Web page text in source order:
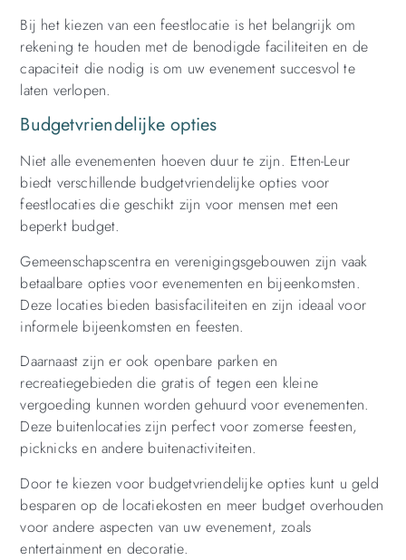
Bij het kiezen van een feestlocatie is het belangrijk om
rekening te houden met de benodigde faciliteiten en de
capaciteit die nodig is om uw evenement succesvol te
laten verlopen.
Budgetvriendelijke opties
Niet alle evenementen hoeven duur te zijn. Etten-Leur
biedt verschillende budgetvriendelijke opties voor
feestlocaties die geschikt zijn voor mensen met een
beperkt budget.
Gemeenschapscentra en verenigingsgebouwen zijn vaak
betaalbare opties voor evenementen en bijeenkomsten.
Deze locaties bieden basisfaciliteiten en zijn ideaal voor
informele bijeenkomsten en feesten.
Daarnaast zijn er ook openbare parken en
recreatiegebieden die gratis of tegen een kleine
vergoeding kunnen worden gehuurd voor evenementen.
Deze buitenlocaties zijn perfect voor zomerse feesten,
picknicks en andere buitenactiviteiten.
Door te kiezen voor budgetvriendelijke opties kunt u geld
besparen op de locatiekosten en meer budget overhouden
voor andere aspecten van uw evenement, zoals
entertainment en decoratie.